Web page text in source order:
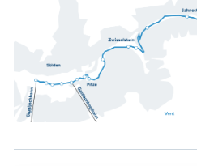
60 – Skibus Sölden & Obergurgl
61 – Nachtskilauf Obergurgl
62 – Nachtskilauf Hochgurgl